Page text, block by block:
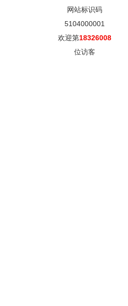
网站标识码
5104000001
欢迎第18326008
位访客